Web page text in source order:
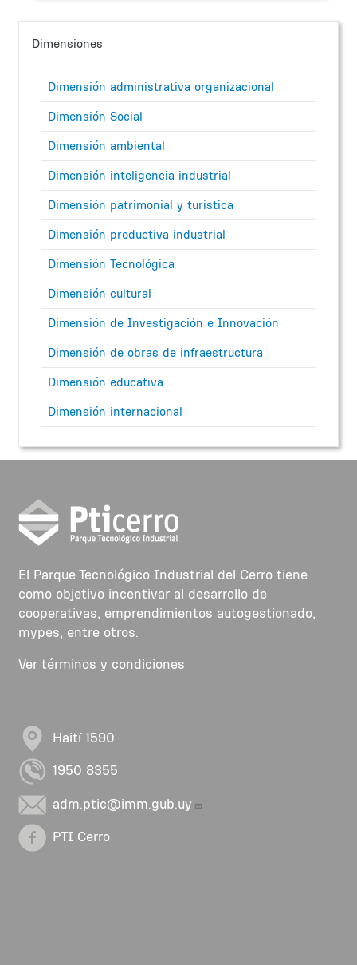
Dimensiones
Dimensión administrativa organizacional
Dimensión Social
Dimensión ambiental
Dimensión inteligencia industrial
Dimensión patrimonial y turistica
Dimensión productiva industrial
Dimensión Tecnológica
Dimensión cultural
Dimensión de Investigación e Innovación
Dimensión de obras de infraestructura
Dimensión educativa
Dimensión internacional
El Parque Tecnológico Industrial del Cerro tiene
como objetivo incentivar al desarrollo de
cooperativas, emprendimientos autogestionado,
mypes, entre otros.
Ver términos y condiciones
Haití 1590
1950 8355
adm.ptic@imm.gub.uy
PTI Cerro